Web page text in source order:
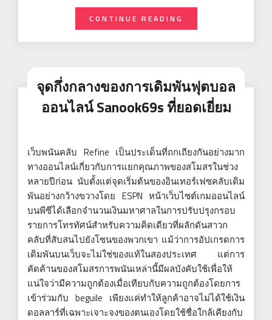
CONTINUE READING
จุดกึ่งกลางของการเดิมพันฟุตบอล
ออนไลน์ Sanook69s ที่ยอดเยี่ยม
เว็บพนันคลับ Refine เป็นประเด็นที่ถกเถียงกันอย่างมาก
ทางออนไลน์เกี่ยวกับการแยกคุณภาพของสโมสรในช่วง
หลายปีก่อน นับตั้งแต่จุดเริ่มต้นของอินเทอร์เฟซคลับเดิม
พันอย่างกว้างขวางโดย ESPN หน้าเว็บไซต์เกมออนไลน์
บนพีซีได้เลือกจำนวนเงินมหาศาลในการปรับปรุงกรอบ
รายการโทรทัศน์สำหรับความคิดเดียวที่ผลักดันสาวก
คลับที่สับสนไปยังโซนของพวกเขา แม้ว่าการอัปเกรดการ
เดิมพันบนเว็บจะไม่ใช่ของแท้ในสองประเทศ แต่การ
คัดค้านของสโมสรการพนันเหล่านี้มีผลบังคับใช้เพื่อให้
แน่ใจว่ามีความถูกต้องเมื่อเทียบกับความถูกต้องโดยการ
เข้าร่วมกับ beguile เพียงแค่ทำให้ลูกค้าอาจไม่ได้ใช้เงิน
ดอลลาร์ที่เฉพาะเจาะจงของตนเองโดยใช้ชื่อใกล้เคียงกับ